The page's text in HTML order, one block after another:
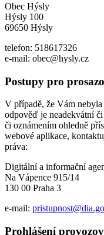
Obec Hýsly
Hýsly 100
69650 Hýsly
telefon: 518617326
e-mail: obec@hysly.cz
Postupy pro
V případě, že Vám
odpověď je neadekvátní
či oznámením ohledně
webové aplikace,
práva:
Digitální a informační
Na Vápence 915/14
130 00 Praha 3
e-mail:
Prohlášení